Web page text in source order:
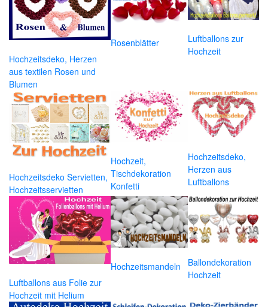
Hochzeitsdeko, Herzen
aus textilen Rosen und
Blumen
Rosenblätter
Luftballons zur
Hochzeit
Hochzeitsdeko Servietten,
Hochzeitsservietten
Hochzeit,
Tischdekoration
Konfetti
Hochzeitsdeko,
Herzen aus
Luftballons
Luftballons aus Folie zur
Hochzeit mit Helium
Hochzeitsmandeln
Ballondekoration
Hochzeit